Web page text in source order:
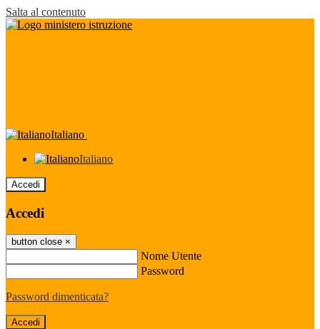
Salta al contenuto
Italiano
Italiano
Accedi
Accedi
button close ×
Nome Utente
Password
Password dimenticata?